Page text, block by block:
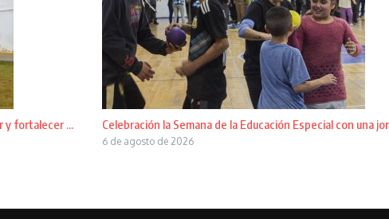
y fortalecer ... Celebración la Semana de la Educación Especial con una
6 de agosto de 2026